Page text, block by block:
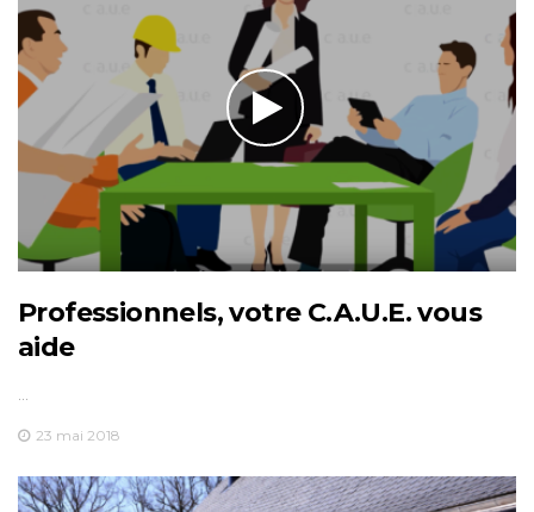
Professionnels, votre C.A.U.E. vous
aide
23 mai 2018